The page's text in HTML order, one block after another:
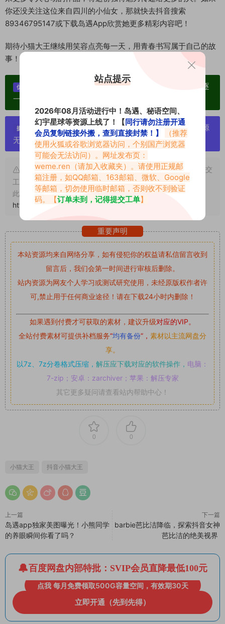
你还没关注这位来自四川的小仙女，那就快去抖音搜索
89346795147或下载岛遇App欣赏她更多精彩内容吧！
期待小猫大王继续用笑容点亮每一天，用青春书写属于自己的故
事！🌟🐱
优势：
单个博主作品统一整合分享、素材高度去重复、逐
一归档方便收藏！
提示：
严禁搬运资源链接，一经发现封号处理，素材资源
无露点、需求请绕道，关闭本站网页！
申明：本文资源均来源网友分享，若侵犯了您的权限可以提交
工单处理。
此外本文章皆属于原创文章，转载请注明出处！原文链接：
https://www.vmiba.com/17572.html
重要声明
本站资源均来自网络分享，如有侵犯你的权益请私信留言收到
留言后，我们会第一时间进行审核后删除。
站内资源为网友个人学习或测试研究使用，未经原版权作者许
可,禁止用于任何商业途径！请在下载24小时内删除！
如果遇到付费才可获取的素材，建议升级对应的VIP。
全站付费素材可提供补档服务“均有备份”， 素材以主流网盘分
享。
以7z、7z分卷格式压缩， 解压应下载对应的软件操作， 电脑：
7-zip；安卓：zarchiver；苹果：解压专家
其它更多疑问请查看站内帮助中心！
0 0
小猫大王 抖音小猫大王
上一篇
岛遇app独家美图曝光！小熊同学
的养眼瞬间你看了吗？
下一篇
barbie芭比洁降临，探索抖音女神
芭比洁的绝美视界
百度网盘内部特批：SVIP会员直降最低100元
点我 每月免费领取500G容量空间，有效期30天
立即开通（先到先得）
站点提示
2026年08月活动进行中！岛遇、秘语空间、
幻宇星球等资源上线了！【同行请勿注册开通
会员复制链接外搬，查到直接封禁！】
（推荐
使用火狐或谷歌浏览器访问，个别国产浏览器
可能会无法访问）。网址发布页：
weme.ren （请加入收藏夹）。请使用正规邮
箱注册，如QQ邮箱、163邮箱、微软、Google
等邮箱，切勿使用临时邮箱，否则收不到验证
码。【订单未到，记得提交工单】